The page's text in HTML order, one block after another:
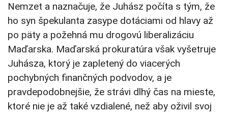
Nemzet a naznačuje, že Juhász počíta s tým, že
ho syn špekulanta zasype dotáciami od hlavy až
po päty a požehná mu drogovú liberalizáciu
Maďarska. Maďarská prokuratúra však vyšetruje
Juhásza, ktorý je zapletený do viacerých
pochybných finančných podvodov, a je
pravdepodobnejšie, že strávi dlhý čas na mieste,
ktoré nie je až také vzdialené, než aby oživil svoj